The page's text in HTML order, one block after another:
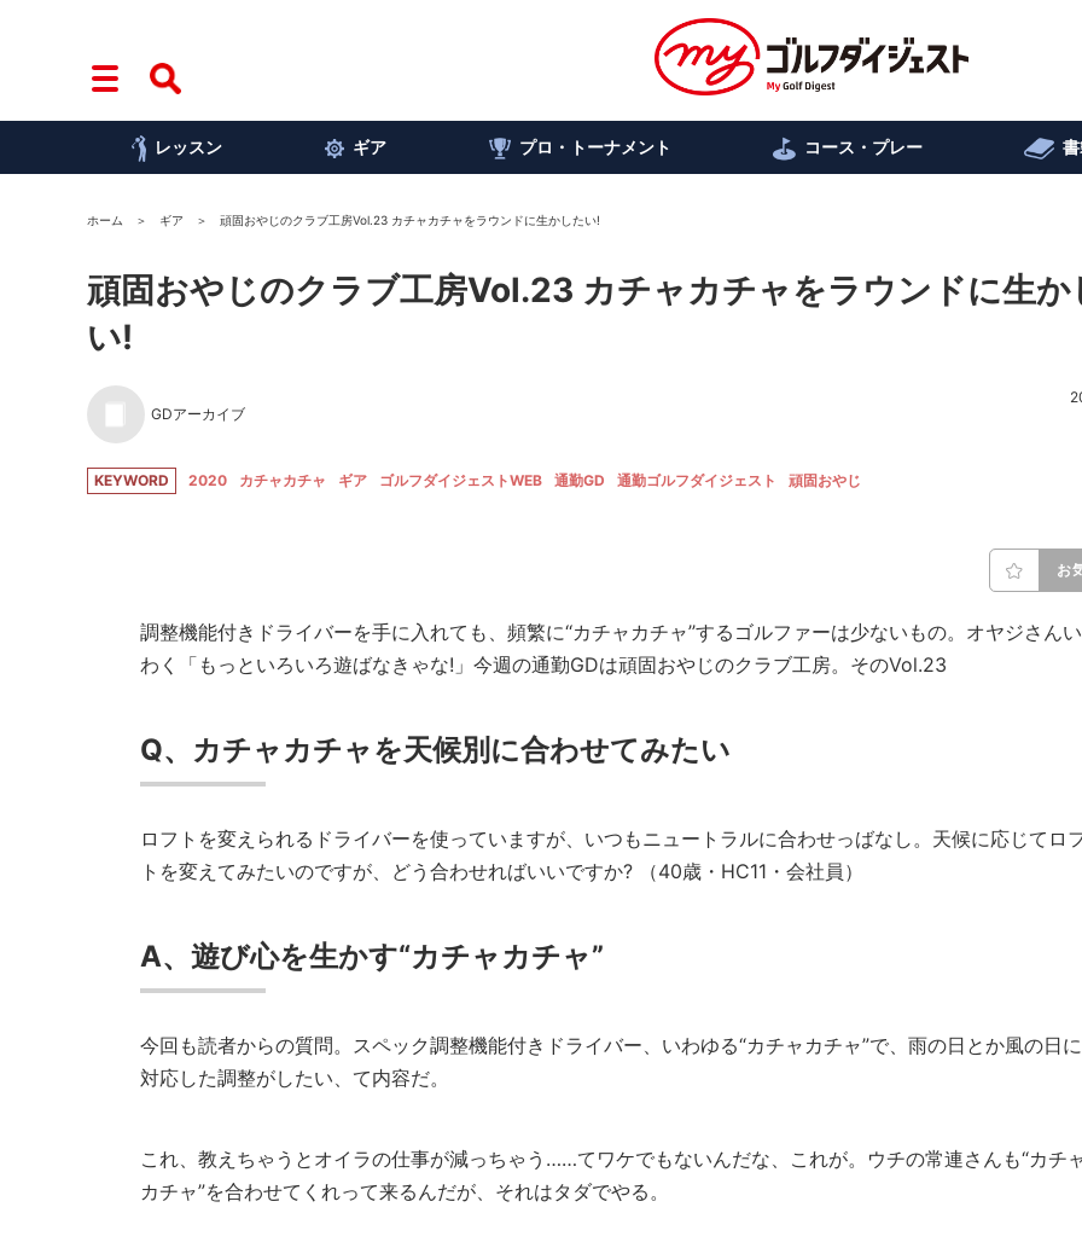
レッスン ギア プロ・トーナメント コース・プレー
ホーム ギア 頑固おやじのクラブ工房Vol.23 カチャカチャをラウンドに生かしたい!
頑固おやじのクラブ工房Vol.23 カチャカチャをラウンドに生か
い!
GDアーカイブ
KEYWORD 2020 カチャカチャ ギア ゴルフダイジェストWEB 通勤GD 通勤ゴルフダイジェスト 頑固おやじ
お
調整機能付きドライバーを手に入れても、頻繁に‘‘カチャカチャ’’するゴルファーは少ないもの。オヤジさんい
わく「もっといろいろ遊ばなきゃな!」今週の通勤GDは頑固おやじのクラブ工房。そのVol.23
Q、カチャカチャを天候別に合わせてみたい
ロフトを変えられるドライバーを使っていますが、いつもニュートラルに合わせっばなし。天候に応じてロ
トを変えてみたいのですが、どう合わせればいいですか? （40歳・HC11・会社員）
A、遊び心を生かす“カチャカチャ”
今回も読者からの質問。スペック調整機能付きドライバー、いわゆる“カチャカチャ”で、雨の日とか風の日に
対応した調整がしたい、て内容だ。
これ、教えちゃうとオイラの仕事が減っちゃう……てワケでもないんだな、これが。ウチの常連さんも“カチ
カチャ”を合わせてくれって来るんだが、それはタダでやる。